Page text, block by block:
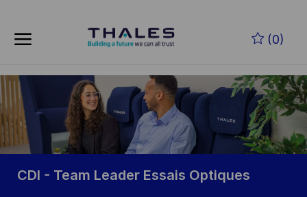
(0)
-
CDI - Team Leader Essais Optiques